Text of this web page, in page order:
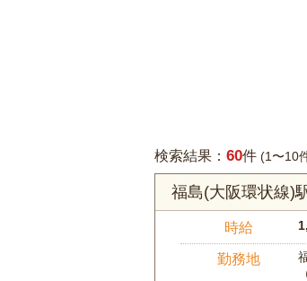
検索結果： 60件 (1〜10
福島(大阪環状線)
時給
勤務地